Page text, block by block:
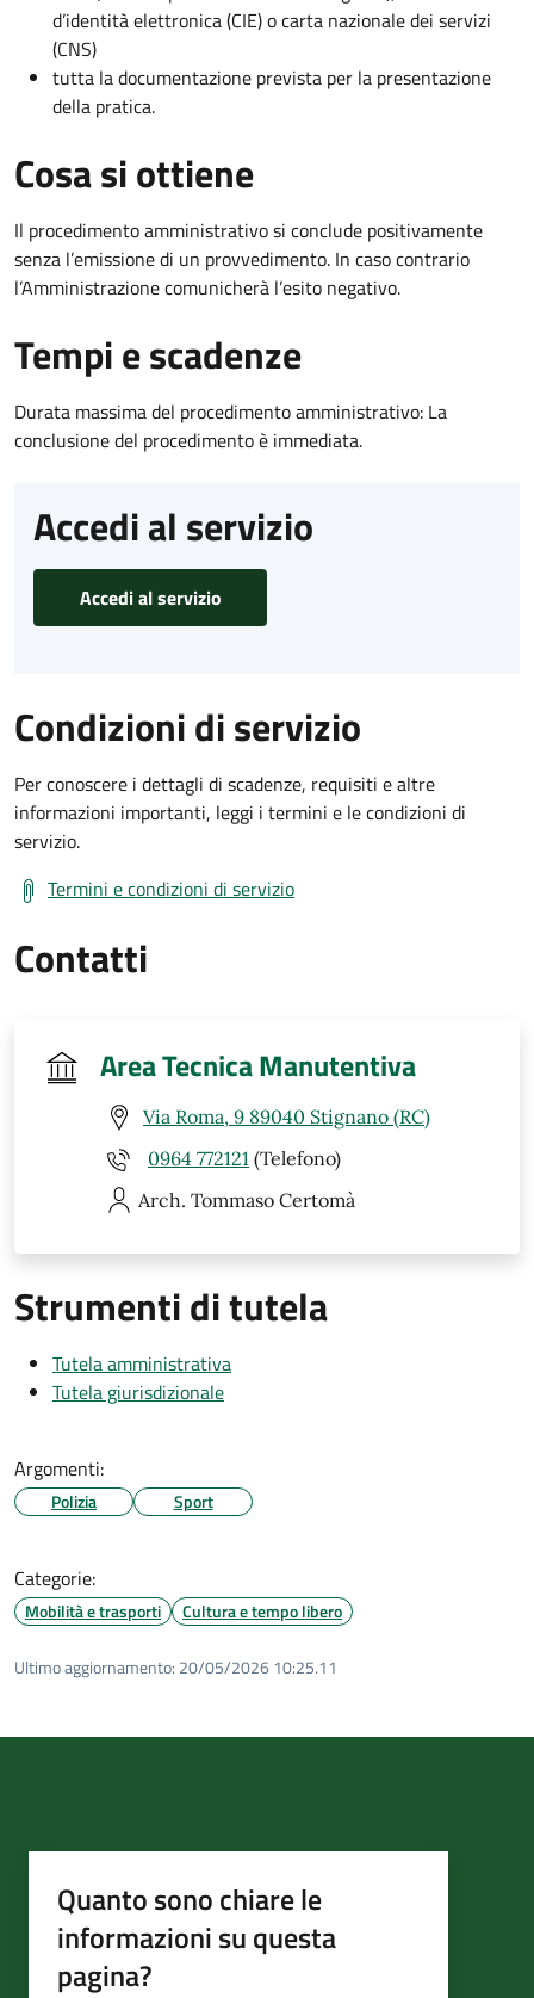
d’identità elettronica (CIE) o carta nazionale dei servizi
(CNS)
tutta la documentazione prevista per la presentazione
della pratica.
Cosa si ottiene
Il procedimento amministrativo si conclude positivamente
senza l’emissione di un provvedimento. In caso contrario
l’Amministrazione comunicherà l’esito negativo.
Tempi e scadenze
Durata massima del procedimento amministrativo: La
conclusione del procedimento è immediata.
Accedi al servizio
Accedi al servizio
Condizioni di servizio
Per conoscere i dettagli di scadenze, requisiti e altre
informazioni importanti, leggi i termini e le condizioni di
servizio.
Termini e condizioni di servizio
Contatti
Area Tecnica Manutentiva
Via Roma, 9 89040 Stignano (RC)
0964 772121 (Telefono)
Arch. Tommaso Certomà
Strumenti di tutela
Tutela amministrativa
Tutela giurisdizionale
Argomenti:
Polizia Sport
Categorie:
Mobilità e trasporti Cultura e tempo libero
Ultimo aggiornamento: 20/05/2026 10:25.11
Quanto sono chiare le
informazioni su questa
pagina?